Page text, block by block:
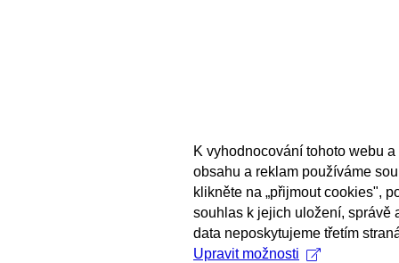
K vyhodnocování tohoto webu
obsahu a reklam používáme
klikněte na „přijmout cookies",
souhlas k jejich uložení, správě
data neposkytujeme třetím
Upravit možnosti